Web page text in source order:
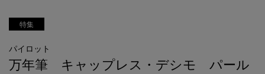
特集
パイロット
万年筆 キャップレス・デシモ パール